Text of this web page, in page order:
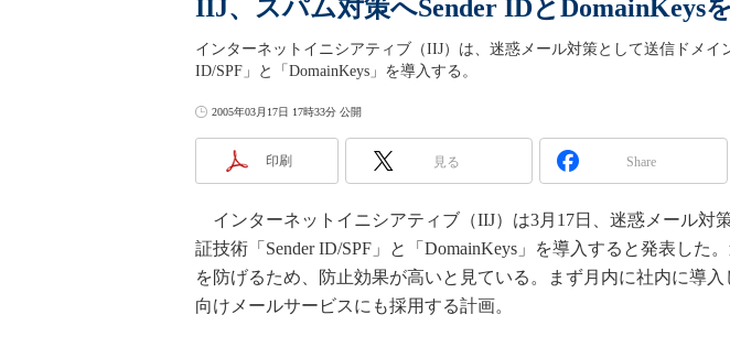
IIJ、スパム対策へSender IDとDomainKeys
インターネットイニシアティブ（IIJ）は、迷惑メール対策として送信ドメイ
ID/SPF」と「DomainKeys」を導入する。
2005年03月17日 17時33分 公開
印刷 見る Share
インターネットイニシアティブ（IIJ）は3月17日、迷惑メール対
証技術「Sender ID/SPF」と「DomainKeys」を導入すると発表した
を防げるため、防止効果が高いと見ている。まず月内に社内に導入
向けメールサービスにも採用する計画。